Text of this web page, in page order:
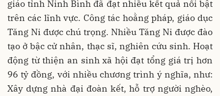
giáo tỉnh Ninh Bình đã đạt nhiều kết quả nổi bật
trên các lĩnh vực. Công tác hoằng pháp, giáo dục
Tăng Ni được chú trọng. Nhiều Tăng Ni được đào
tạo ở bậc cử nhân, thạc sĩ, nghiên cứu sinh. Hoạt
động từ thiện an sinh xã hội đạt tổng giá trị hơn
96 tỷ đồng, với nhiều chương trình ý nghĩa, như:
Xây dựng nhà đại đoàn kết, hỗ trợ người nghèo,